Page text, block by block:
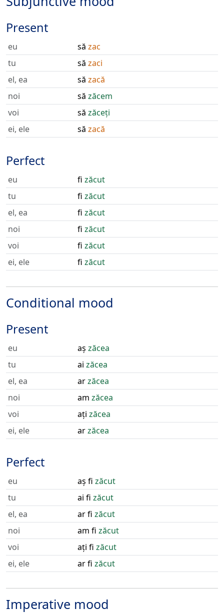
Present
eu să zac
tu
să zaci
el, ea
să zacă
noi
să zăcem
voi
să zăceți
ei, ele
să zacă
Perfect
eu fi zăcut
tu
fi zăcut
el, ea
fi zăcut
noi
fi zăcut
voi
fi zăcut
ei, ele
fi zăcut
Conditional mood
Present
eu aș zăcea
tu
ai zăcea
el, ea
arzăcea
noi
am zăcea
voi
ați zăcea
ei, ele
arzăcea
Perfect
eu aș fi zăcut
tu
ai fi zăcut
el, ea
ar fi zăcut
noi
am fi zăcut
voi
ați fi zăcut
ei, ele
ar fi zăcut
Imperative mood